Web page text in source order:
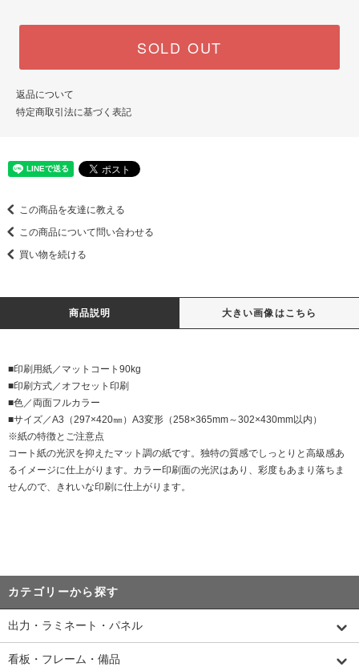
SOLD OUT
返品について
特定商取引法に基づく表記
この商品を友達に教える
この商品について問い合わせる
買い物を続ける
商品説明 大きい画像はこちら
■印刷用紙／マットコート90kg
■印刷方式／オフセット印刷
■色／両面フルカラー
■サイズ／A3（297×420㎜）A3変形（258×365mm～302×430mm以内）
※紙の特徴とご注意点
コート紙の光沢を抑えたマット調の紙です。独特の質感でしっとりと高級感あ
るイメージに仕上がります。カラー印刷面の光沢はあり、彩度もあまり落ちま
せんので、きれいな印刷に仕上がります。
カテゴリーから探す
出力・ラミネート・パネル
看板・フレーム・備品